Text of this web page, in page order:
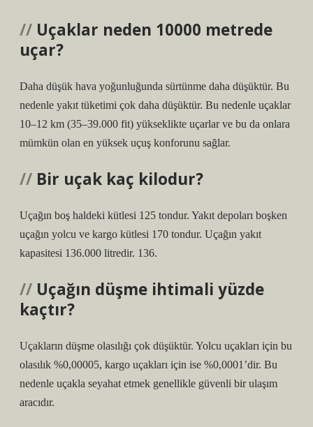
Uçaklar neden 10000 metrede
uçar?
Daha düşük hava yoğunluğunda sürtünme daha düşüktür. Bu
nedenle yakıt tüketimi çok daha düşüktür. Bu nedenle uçaklar
10–12 km (35–39.000 fit) yükseklikte uçarlar ve bu da onlara
mümkün olan en yüksek uçuş konforunu sağlar.
Bir uçak kaç kilodur?
Uçağın boş haldeki kütlesi 125 tondur. Yakıt depoları boşken
uçağın yolcu ve kargo kütlesi 170 tondur. Uçağın yakıt
kapasitesi 136.000 litredir. 136.
Uçağın düşme ihtimali yüzde
kaçtır?
Uçakların düşme olasılığı çok düşüktür. Yolcu uçakları için bu
olasılık %0,00005, kargo uçakları için ise %0,0001’dir. Bu
nedenle uçakla seyahat etmek genellikle güvenli bir ulaşım
aracıdır.